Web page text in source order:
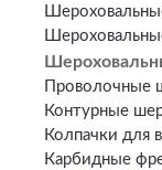
Проволочные
Контурные
Колпачки для
Карбидные